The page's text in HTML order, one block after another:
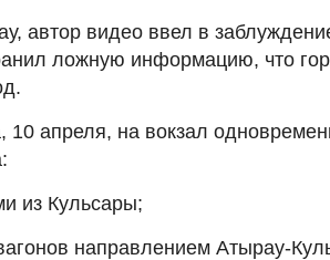
автор видео ввел в
ложную информацию, что
10 апреля, на вокзал
из Кульсары;
направлением Атырау-